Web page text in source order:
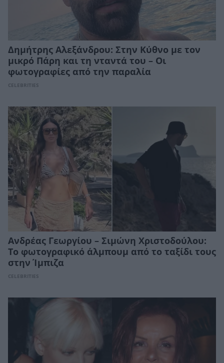
Δημήτρης Αλεξάνδρου: Στην Κύθνο με τον
μικρό Πάρη και τη νταντά του – Οι
φωτογραφίες από την παραλία
CELEBRITIES
Ανδρέας Γεωργίου – Σιμώνη Χριστοδούλου:
Το φωτογραφικό άλμπουμ από το ταξίδι τους
στην Ίμπιζα
CELEBRITIES